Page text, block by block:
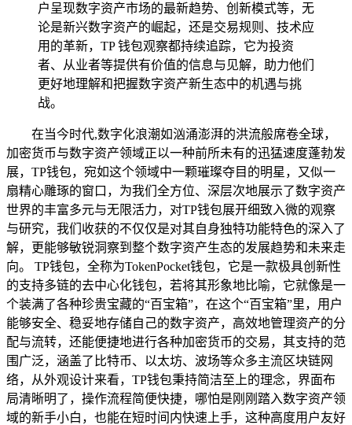
户呈现数字资产市场的最新趋势、创新模式等，无
论是新兴数字资产的崛起，还是交易规则、技术应
用的革新，TP 钱包观察都持续追踪，它为投资
者、从业者等提供有价值的信息与见解，助力他们
更好地理解和把握数字资产新生态中的机遇与挑
战。
在当今时代,数字化浪潮如汹涌澎湃的洪流般席卷全球，
加密货币与数字资产领域正以一种前所未有的迅猛速度蓬勃发
展，TP钱包，宛如这个领域中一颗璀璨夺目的明星，又似一
扇精心雕琢的窗口，为我们全方位、深层次地展示了数字资产
世界的丰富多元与无限活力，对TP钱包展开细致入微的观察
与研究，我们收获的不仅仅是对其自身独特功能特色的深入了
解，更能够敏锐洞察到整个数字资产生态的发展趋势和未来走
向。 TP钱包，全称为TokenPocket钱包，它是一款极具创新性
的支持多链的去中心化钱包，若将其形象地比喻，它就像是一
个装满了各种珍贵宝藏的“百宝箱”，在这个“百宝箱”里，用户
能够安全、稳妥地存储自己的数字资产，高效地管理资产的分
配与流转，还能便捷地进行各种加密货币的交易，其支持的范
围广泛，涵盖了比特币、以太坊、波场等众多主流区块链网
络，从外观设计来看，TP钱包秉持简洁至上的理念，界面布
局清晰明了，操作流程简便快捷，哪怕是刚刚踏入数字资产领
域的新手小白，也能在短时间内快速上手，这种高度用户友好